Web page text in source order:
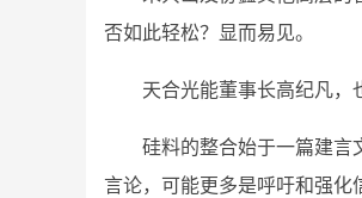
否如此轻松？显而易见。
天合光能董事长高纪凡，
硅料的整合始于一篇建言
言论，可能更多是呼吁和强化